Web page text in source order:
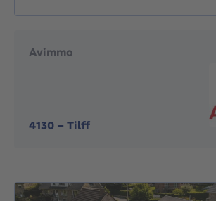
Avimmo
4130 - Tilff